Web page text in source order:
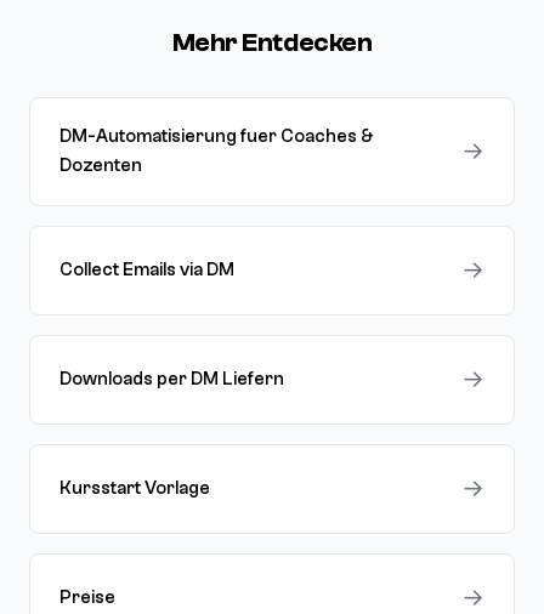
Mehr Entdecken
DM-Automatisierung fuer Coaches &
Dozenten
→
Collect Emails via DM →
Downloads per DM Liefern →
Kursstart Vorlage →
Preise →